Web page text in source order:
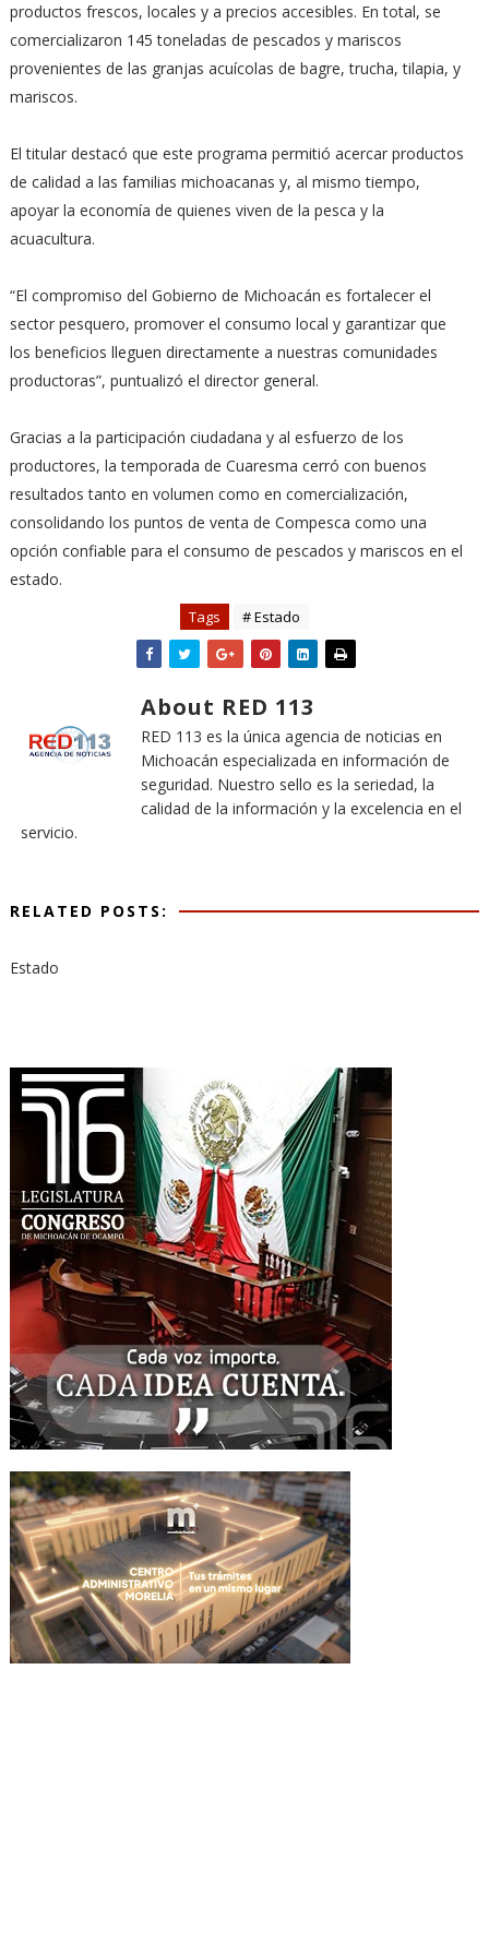
productos frescos, locales y a precios accesibles. En total, se
comercializaron 145 toneladas de pescados y mariscos
provenientes de las granjas acuícolas de bagre, trucha, tilapia, y
mariscos.
El titular destacó que este programa permitió acercar productos
de calidad a las familias michoacanas y, al mismo tiempo,
apoyar la economía de quienes viven de la pesca y la
acuacultura.
“El compromiso del Gobierno de Michoacán es fortalecer el
sector pesquero, promover el consumo local y garantizar que
los beneficios lleguen directamente a nuestras comunidades
productoras”, puntualizó el director general.
Gracias a la participación ciudadana y al esfuerzo de los
productores, la temporada de Cuaresma cerró con buenos
resultados tanto en volumen como en comercialización,
consolidando los puntos de venta de Compesca como una
opción confiable para el consumo de pescados y mariscos en el
estado.
Tags # Estado
About RED 113
RED 113 es la única agencia de noticias en
Michoacán especializada en información de
seguridad. Nuestro sello es la seriedad, la
calidad de la información y la excelencia en el
servicio.
RELATED POSTS:
Estado